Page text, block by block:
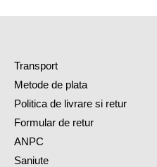
Transport
Metode de plata
Politica de livrare si retur
Formular de retur
ANPC
Saniute